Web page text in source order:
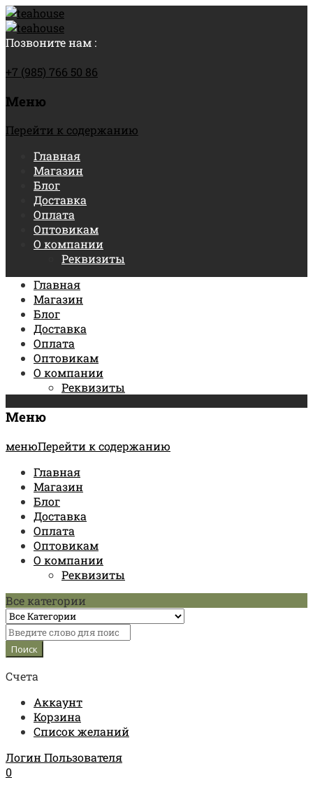
Позвоните нам :
+7 (985) 766 50 86
Меню
Перейти к содержанию
Главная
Магазин
Блог
Доставка
Оплата
Оптовикам
О компании
Реквизиты
Главная
Магазин
Блог
Доставка
Оплата
Оптовикам
О компании
Реквизиты
Меню
менюПерейти к содержанию
Главная
Магазин
Блог
Доставка
Оплата
Оптовикам
О компании
Реквизиты
Все категории
Счета
Аккаунт
Корзина
Список желаний
Логин Пользователя
0